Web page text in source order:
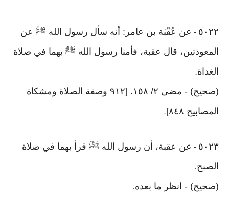
٥٠٢٢ - عن عُقْبَة بن عامر: أنه سأل رسول الله ﷺ عن
المعوذتين، قال عقبة، فأمنا رسول الله ﷺ بهما في صلاة
الغداة.
(صحيح) - مضى ٢/ ١٥٨. [٩١٢ وصفة الصلاة ومشكاة
المصابيح ٨٤٨]
.
٥٠٢٣ - عن عقبة، أن رسول الله ﷺ قرأ بهما في صلاة
الصبح.
(صحيح) - انظر ما بعده.